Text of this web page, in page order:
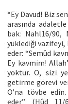
“Ey Davud! Biz
arasında
bak: Nahl16/90,
yüklediği vazifeyi,
eder: “Semûd
Ey kavmim!
yoktur. O, sizi
getirme görevi
O’na tövbe
eder” (Hûd 11/